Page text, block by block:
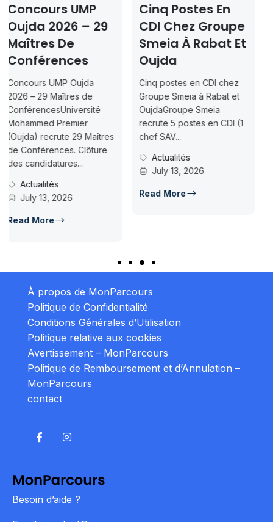
– 29
de
Maîtres
Clôture
Cinq Postes En
CDI Chez Groupe
Smeia À Rabat Et
Oujda
Cinq postes en CDI chez
Groupe Smeia à Rabat et
OujdaGroupe Smeia
recrute 5 postes en CDI (1
chef SAV...
Read More
Oncorad
— Journées
Portes
Oncorad Group —
Journées Portes
à NadorOncorad
organise des
À propos de MonParcours
Politique de Confidentialité
Conditions Générales d’Utilisation
Politique relative aux cookies
Avertissement – MonParcours
Politique de Remboursement et d’Annulation –
MonParcours
contact
Besoin d’aide ?